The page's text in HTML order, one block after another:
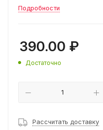
Подробности
390.00 ₽
Достаточно
Рассчитать доставку